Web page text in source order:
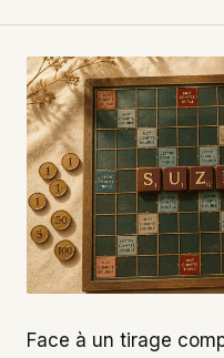
Face à un tirage